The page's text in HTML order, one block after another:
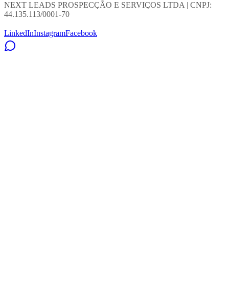
NEXT LEADS PROSPECÇÃO E SERVIÇOS LTDA | CNPJ:
44.135.113/0001-70
LinkedInInstagramFacebook